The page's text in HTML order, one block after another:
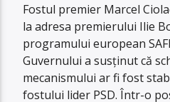
Fostul premier Marcel
la adresa premierului Ilie
programului european
Guvernului a susținut că
mecanismului ar fi fost
fostului lider PSD. Într-o